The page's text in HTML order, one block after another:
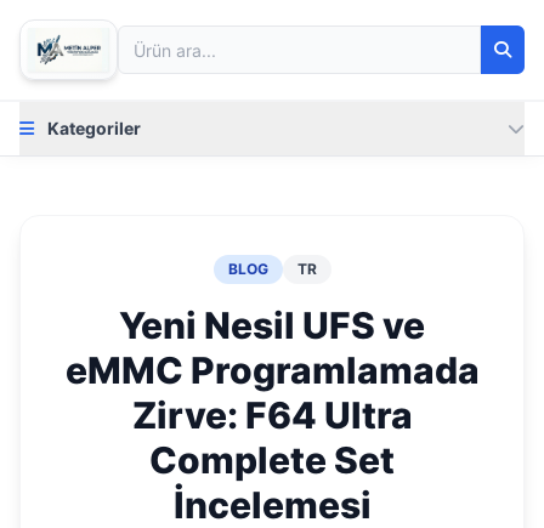
Kategoriler
BLOG TR
Yeni Nesil UFS ve
eMMC Programlamada
Zirve: F64 Ultra
Complete Set
İncelemesi